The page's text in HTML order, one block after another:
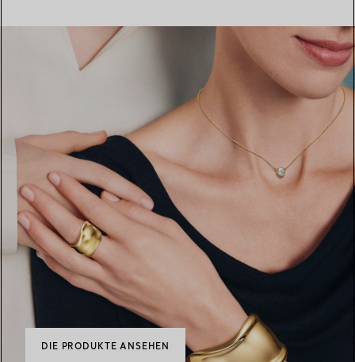
DIE PRODUKTE ANSEHEN